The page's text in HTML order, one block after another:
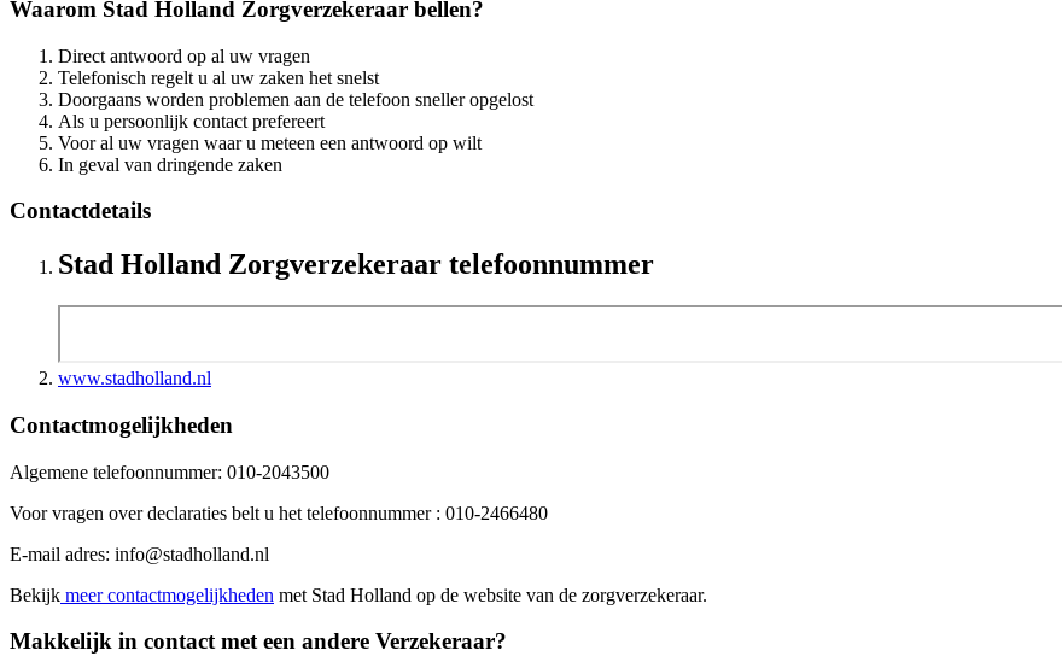
Waarom Stad Holland Zorgverzekeraar bellen?
Direct antwoord op al uw vragen
Telefonisch regelt u al uw zaken het snelst
Doorgaans worden problemen aan de telefoon sneller opgelost
Als u persoonlijk contact prefereert
Voor al uw vragen waar u meteen een antwoord op wilt
In geval van dringende zaken
Contactdetails
Stad Holland Zorgverzekeraar telefoonnummer
www.stadholland.nl
Contactmogelijkheden
Algemene telefoonnummer: 010-2043500
Voor vragen over declaraties belt u het telefoonnummer : 010-2466480
E-mail adres: info@stadholland.nl
Bekijk meer contactmogelijkheden met Stad Holland op de website van de zorgverzekeraar.
Makkelijk in contact met een andere Verzekeraar?